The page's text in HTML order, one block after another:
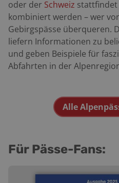
oder der Schweiz stattfindet
kombiniert werden – wer
Gebirgspässe überqueren.
liefern Informationen zu
und geben Beispiele für
Abfahrten in der
Alle
Für Pässe-Fans: